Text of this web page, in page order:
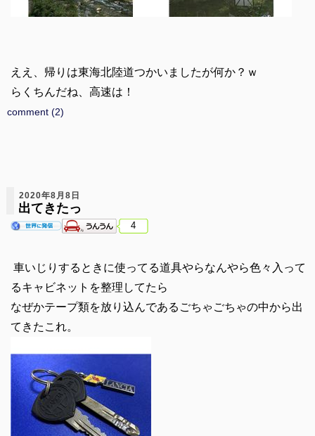
ええ、帰りは東海北陸道つかいましたが何か？ｗ
らくちんだね、高速は！
comment (2)
2020年8月8日
出てきたっ
4
車いじりするときに使ってる道具やらなんやら色々入って
るキャビネットを整理してたら
なぜかテープ類を放り込んであるごちゃごちゃの中から出
てきたこれ。